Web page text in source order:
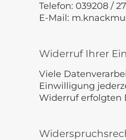
Telefon: 039208 /
E-Mail:
Widerruf Ihrer
Viele
Einwilligung
Widerruf erfolgten